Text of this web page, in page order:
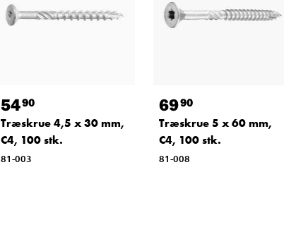
5490
Træskrue 4,5 x 30 mm,
C4, 100 stk.
81-003
6990
Træskrue 5 x 60 mm,
C4, 100 stk.
81-008